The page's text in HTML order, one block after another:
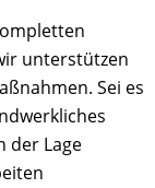
unterstützen
Sei es
der Lage